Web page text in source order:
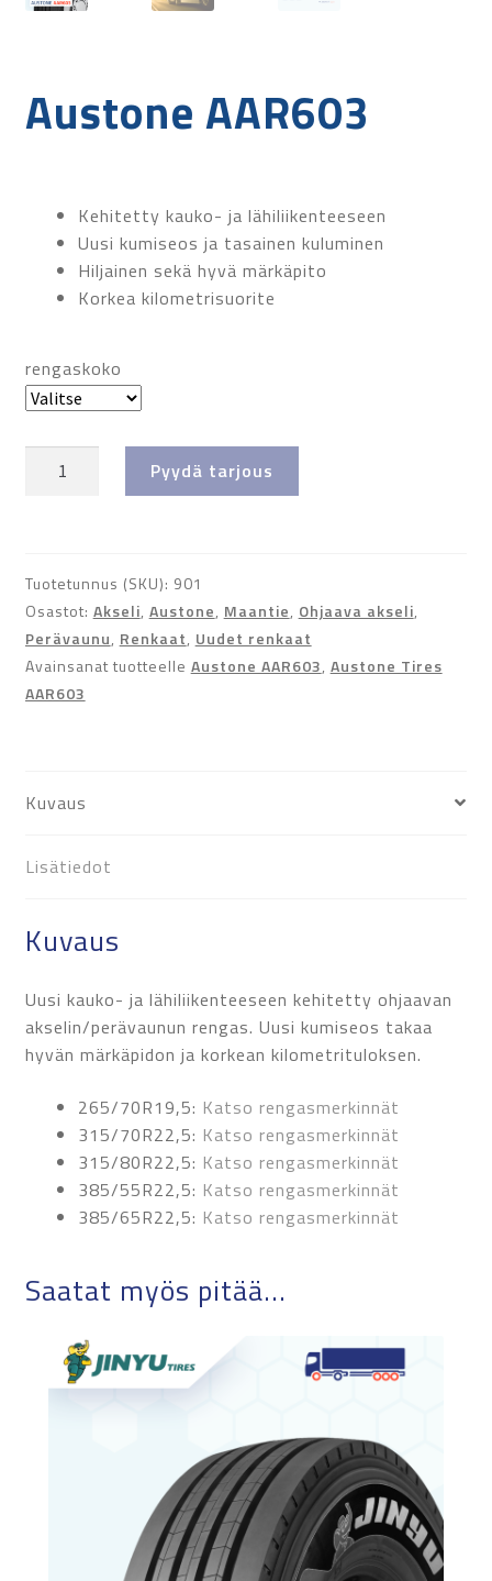
Austone AAR603
Kehitetty kauko- ja lähiliikenteeseen
Uusi kumiseos ja tasainen kuluminen
Hiljainen sekä hyvä märkäpito
Korkea kilometrisuorite
rengaskoko
Austone
AAR603
Pyydä tarjous
Tuotetunnus (SKU): 901
Osastot: Akseli, Austone, Maantie, Ohjaava akseli,
Perävaunu, Renkaat, Uudet renkaat
Avainsanat tuotteelle Austone AAR603, Austone Tires
AAR603
Kuvaus
Lisätiedot
Kuvaus
Uusi kauko- ja lähiliikenteeseen kehitetty ohjaavan
akselin/perävaunun rengas. Uusi kumiseos takaa
hyvän märkäpidon ja korkean kilometrituloksen.
265/70R19,5: Katso rengasmerkinnät
315/70R22,5: Katso rengasmerkinnät
315/80R22,5: Katso rengasmerkinnät
385/55R22,5: Katso rengasmerkinnät
385/65R22,5: Katso rengasmerkinnät
Saatat myös pitää...